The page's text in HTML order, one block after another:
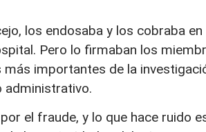
los endosaba y los cobraba en
Pero lo firmaban los
más importantes de la
administrativo.
el fraude, y lo que hace ruido